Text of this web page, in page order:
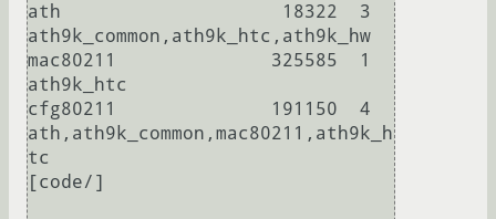
ath                    18322  3
ath9k_common,ath9k_htc,ath9k_hw
mac80211              325585  1
ath9k_htc
cfg80211              191150  4
ath,ath9k_common,mac80211,ath9k_h
tc
[code/]